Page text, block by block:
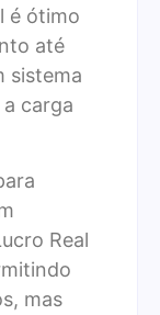
é ótimo
até
sistema
carga
Real
mas